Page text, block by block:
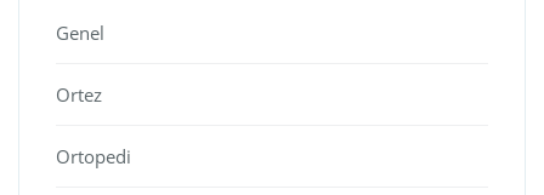
Genel
Ortez
Ortopedi